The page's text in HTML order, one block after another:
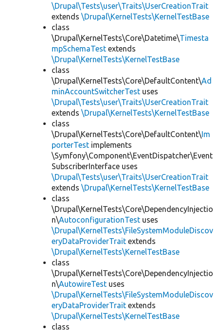
\Drupal\Tests\user\Traits\UserCreationTrait
extends \Drupal\KernelTests\KernelTestBase
class
\Drupal\KernelTests\Core\Datetime\Timesta
mpSchemaTest extends
\Drupal\KernelTests\KernelTestBase
class
\Drupal\KernelTests\Core\DefaultContent\Ad
minAccountSwitcherTest uses
\Drupal\Tests\user\Traits\UserCreationTrait
extends \Drupal\KernelTests\KernelTestBase
class
\Drupal\KernelTests\Core\DefaultContent\Im
porterTest implements
\Symfony\Component\EventDispatcher\Event
SubscriberInterface uses
\Drupal\Tests\user\Traits\UserCreationTrait
extends \Drupal\KernelTests\KernelTestBase
class
\Drupal\KernelTests\Core\DependencyInjectio
n\AutoconfigurationTest uses
\Drupal\KernelTests\FileSystemModuleDiscov
eryDataProviderTrait extends
\Drupal\KernelTests\KernelTestBase
class
\Drupal\KernelTests\Core\DependencyInjectio
n\AutowireTest uses
\Drupal\KernelTests\FileSystemModuleDiscov
eryDataProviderTrait extends
\Drupal\KernelTests\KernelTestBase
class